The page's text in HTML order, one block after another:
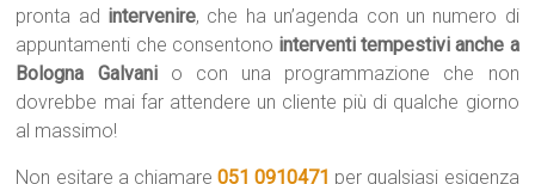
pronta ad intervenire, che ha un’agenda con un numero di
appuntamenti che consentono interventi tempestivi anche a
Bologna Galvani o con una programmazione che non
dovrebbe mai far attendere un cliente più di qualche giorno
al massimo!
Non esitare a chiamare 051 0910471 per qualsiasi esigenza